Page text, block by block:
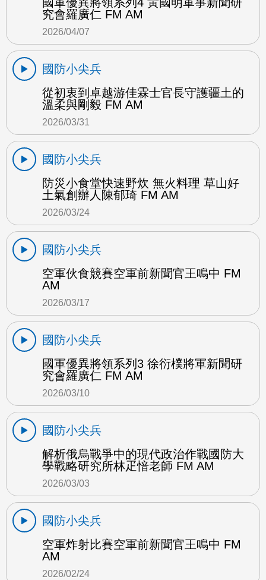
究會羅廣仁 FM AM
2026/04/07
國防小尖兵
從初衷到卓越游佳霖士官長守護疆土的
溫柔與剛毅 FM AM
2026/03/31
國防小尖兵
防災小食堂快速野炊 無火料理 草山好
土氣創辦人陳郁琦 FM AM
2026/03/24
國防小尖兵
空軍伙食競賽空軍前新聞官王鳴中 FM
AM
2026/03/17
國防小尖兵
國軍優異將領系列3 徐衍樸將軍新聞研
究會羅廣仁 FM AM
2026/03/10
國防小尖兵
解析俄烏戰爭中的現代政治作戰國防大
學戰略研究所林疋愔老師 FM AM
2026/03/03
國防小尖兵
空軍炸射比賽空軍前新聞官王鳴中 FM
AM
2026/02/24